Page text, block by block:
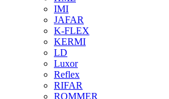
IMI
JAFAR
K-FLEX
KERMI
LD
Luxor
Reflex
RIFAR
ROMMER